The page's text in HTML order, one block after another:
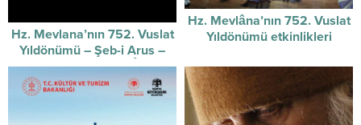
Hz. Mevlana’nın 752. Vuslat
Yıldönümü – Şeb-i Arus –
Sûzidilârâ Mevlevî Âyin-i
Şerif’i
Hz. Mevlâna’nın 752. Vuslat
Yıldönümü etkinlikleri